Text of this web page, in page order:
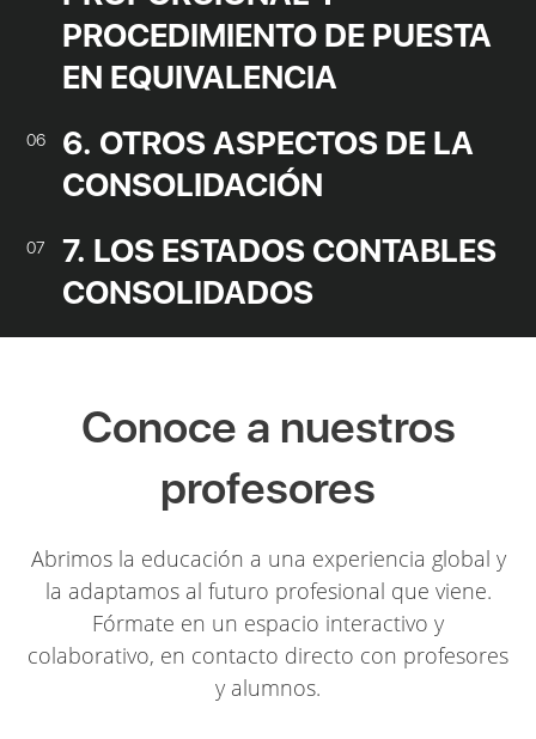
PROCEDIMIENTO DE PUESTA
EN EQUIVALENCIA
06
6. OTROS ASPECTOS DE LA
CONSOLIDACIÓN
07
7. LOS ESTADOS CONTABLES
CONSOLIDADOS
Conoce a nuestros
profesores
Abrimos la educación a una experiencia global y
la adaptamos al futuro profesional que viene.
Fórmate en un espacio interactivo y
colaborativo, en contacto directo con profesores
y alumnos.